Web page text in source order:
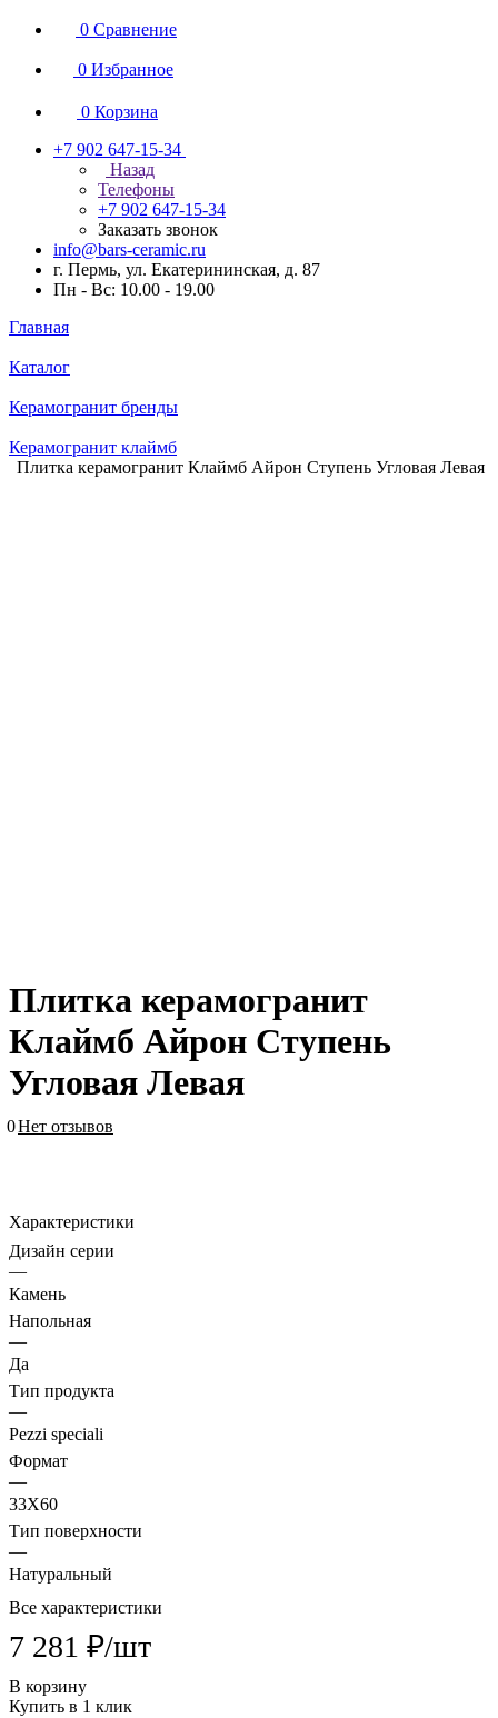
0 Сравнение
0 Избранное
0 Корзина
+7 902 647-15-34
Назад
Телефоны
+7 902 647-15-34
Заказать звонок
info@bars-ceramic.ru
г. Пермь, ул. Екатерининская, д. 87
Пн - Вс: 10.00 - 19.00
Главная
Каталог
Керамогранит бренды
Керамогранит клаймб
Плитка керамогранит Клаймб Айрон Ступень Угловая Левая
Плитка керамогранит
Клаймб Айрон Ступень
Угловая Левая
0Нет отзывов
Характеристики
Дизайн серии
—
Камень
Напольная
—
Да
Тип продукта
—
Pezzi speciali
Формат
—
33X60
Тип поверхности
—
Натуральный
Все характеристики
7 281 ₽/шт
В корзину
Купить в 1 клик